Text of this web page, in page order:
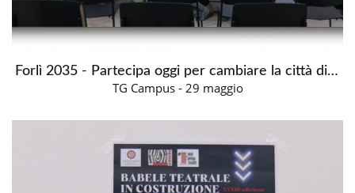
Forlì 2035 - Partecipa oggi per cambiare la città di domani
TG Campus - 29 maggio